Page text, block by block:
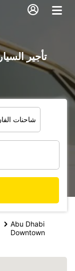
تأجير
شاحنات
Abu Dhabi
Downtown